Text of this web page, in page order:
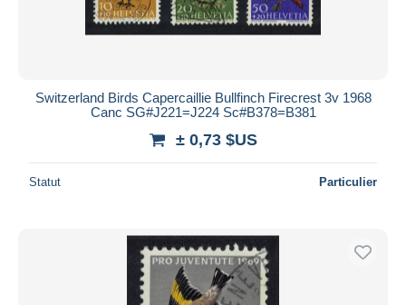
Switzerland Birds Capercaillie Bullfinch Firecrest 3v 1968
Canc SG#J221=J224 Sc#B378=B381
± 0,73 $US
Statut Particulier